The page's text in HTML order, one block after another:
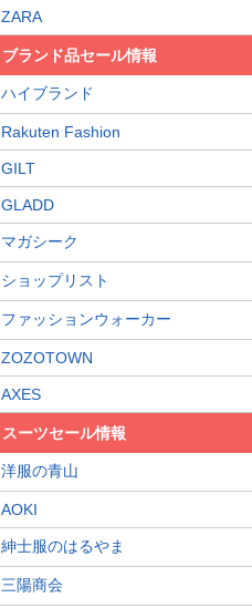
ZARA
ブランド品セール情報
ハイブランド
Rakuten Fashion
GILT
GLADD
マガシーク
ショップリスト
ファッションウォーカー
ZOZOTOWN
AXES
スーツセール情報
洋服の青山
AOKI
紳士服のはるやま
三陽商会